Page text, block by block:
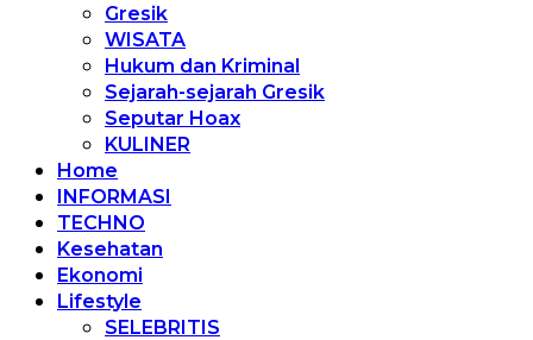
Gresik
WISATA
Hukum dan Kriminal
Sejarah-sejarah Gresik
Seputar Hoax
KULINER
Home
INFORMASI
TECHNO
Kesehatan
Ekonomi
Lifestyle
SELEBRITIS